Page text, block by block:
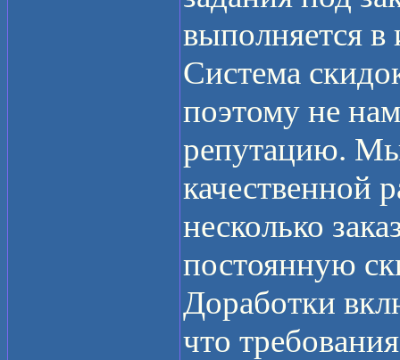
выполняется
Система
поэтому не
репутацию. Мы
качественной
несколько
постоянную
Доработки
что